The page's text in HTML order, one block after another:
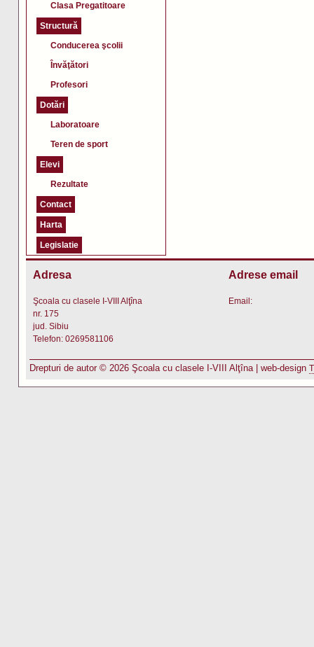
Clasa Pregatitoare
Structură
Conducerea şcolii
Învăţători
Profesori
Dotări
Laboratoare
Teren de sport
Elevi
Rezultate
Contact
Harta
Legislatie
Adresa
Şcoala cu clasele I-VIII Alţîna
nr. 175
jud. Sibiu
Telefon: 0269581106
Adrese email
Email:
Drepturi de autor © 2026 Şcoala cu clasele I-VIII Alţîna | web-design